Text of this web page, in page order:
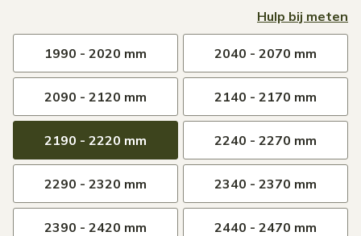
Hulp bij meten
1990 - 2020 mm 2040 - 2070 mm
2090 - 2120 mm 2140 - 2170 mm
2190 - 2220 mm 2240 - 2270 mm
2290 - 2320 mm 2340 - 2370 mm
2390 - 2420 mm 2440 - 2470 mm